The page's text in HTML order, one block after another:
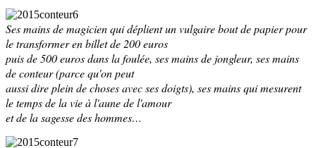
Ses mains de magicien qui déplient un vulgaire bout de papier pour
le transformer en billet de 200 euros
puis de 500 euros dans la foulée, ses mains de jongleur, ses mains
de conteur (parce qu'on peut
aussi dire plein de choses avec ses doigts), ses mains qui mesurent
le temps de la vie à l'aune de l'amour
et de la sagesse des hommes…